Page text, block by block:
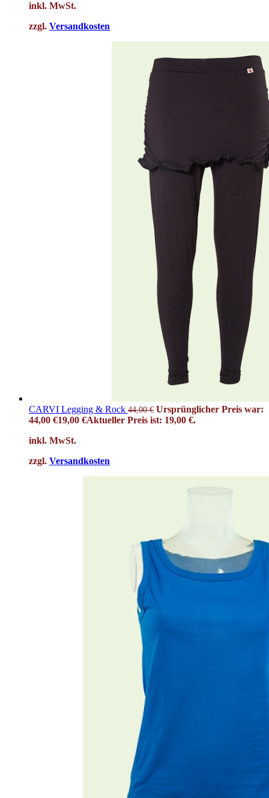
inkl. MwSt.
zzgl. Versandkosten
CARVI Legging & Rock 44,00€ Ursprünglicher Preis war:
44,00 €19,00 €Aktueller Preis ist: 19,00 €.
inkl. MwSt.
zzgl. Versandkosten